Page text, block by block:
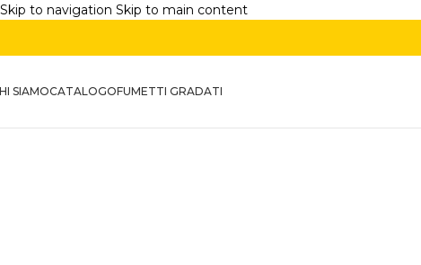
Skip to navigation Skip to main content
SIAMOCATALOGOFUMETTI GRADATI